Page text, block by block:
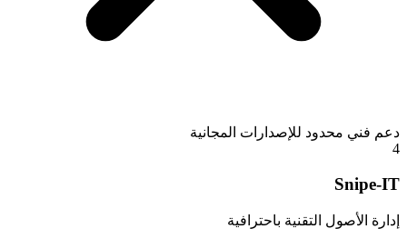
دعم فني محدود للإصدارات المجانية
4
Snipe-IT
إدارة الأصول التقنية باحترافية